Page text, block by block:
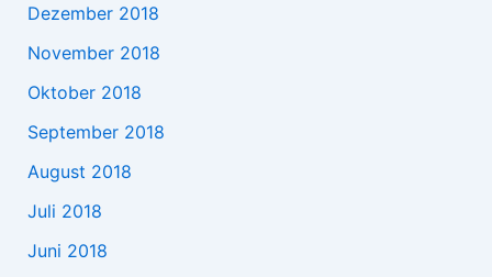
Dezember 2018
November 2018
Oktober 2018
September 2018
August 2018
Juli 2018
Juni 2018